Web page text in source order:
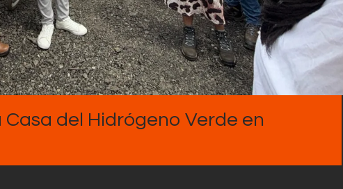
del Hidrógeno Verde en